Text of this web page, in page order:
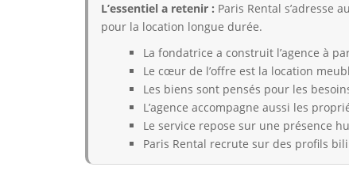
L’essentiel a retenir : Paris Rental s’adresse
pour la location longue durée.
La fondatrice a construit l’agence à
Le cœur de l’offre est la location
Les biens sont pensés pour les
L’agence accompagne aussi les
Le service repose sur une présence
Paris Rental recrute sur des profils